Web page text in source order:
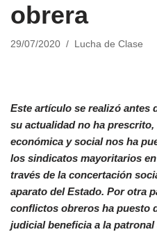
obrera
29/07/2020 Lucha de Clase
Este artículo se realizó antes
su actualidad no ha
económica y social nos ha
los sindicatos mayoritarios
través de la concertación
aparato del Estado. Por otra
conflictos obreros ha puesto
judicial beneficia a la